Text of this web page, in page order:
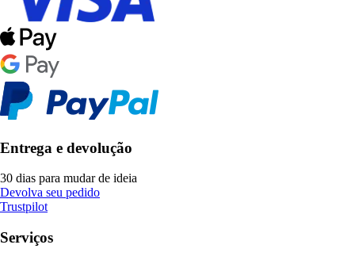
Entrega e devolução
30 dias para mudar de ideia
Devolva seu pedido
Trustpilot
Serviços